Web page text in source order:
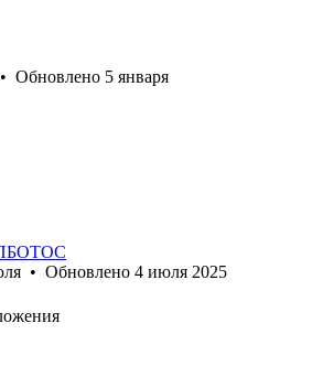
• Обновлено 5 января
• Обновлено 4 июля 2025